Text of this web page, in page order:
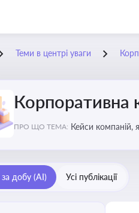
Теми в центрі уваги
Корпоративна
ПРО ЩО ТЕМА: Кейси компаній,
добу (AI) Усі публікації